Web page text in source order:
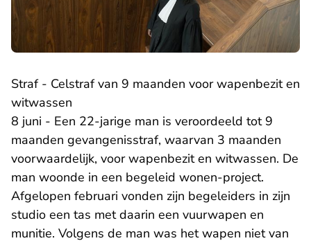
Straf - Celstraf van 9 maanden voor wapenbezit en
witwassen
8 juni - Een 22-jarige man is veroordeeld tot 9
maanden gevangenisstraf, waarvan 3 maanden
voorwaardelijk, voor wapenbezit en witwassen. De
man woonde in een begeleid wonen-project.
Afgelopen februari vonden zijn begeleiders in zijn
studio een tas met daarin een vuurwapen en
munitie. Volgens de man was het wapen niet van